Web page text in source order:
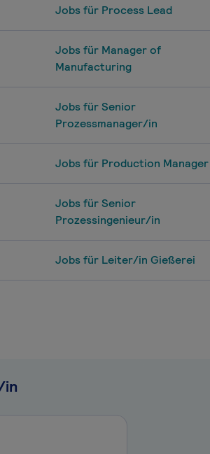
Jobs für Process Lead
Jobs für Manager of
Manufacturing
Jobs für Senior
Prozessmanager/in
Jobs für Production Manager
Jobs für Senior
Prozessingenieur/in
Jobs für Leiter/in Gießerei
in